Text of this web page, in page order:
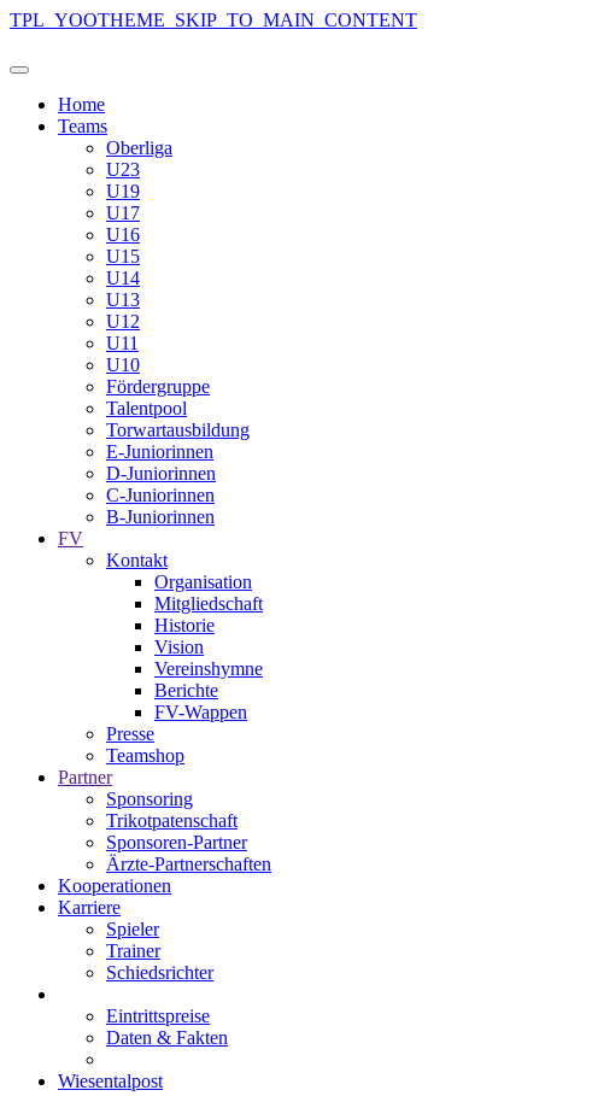
TPL_YOOTHEME_SKIP_TO_MAIN_CONTENT
Home
Teams
Oberliga
U23
U19
U17
U16
U15
U14
U13
U12
U11
U10
Fördergruppe
Talentpool
Torwartausbildung
E-Juniorinnen
D-Juniorinnen
C-Juniorinnen
B-Juniorinnen
FV
Kontakt
Organisation
Mitgliedschaft
Historie
Vision
Vereinshymne
Berichte
FV-Wappen
Presse
Teamshop
Partner
Sponsoring
Trikotpatenschaft
Sponsoren-Partner
Ärzte-Partnerschaften
Kooperationen
Karriere
Spieler
Trainer
Schiedsrichter
Eintrittspreise
Daten & Fakten
Wiesentalpost